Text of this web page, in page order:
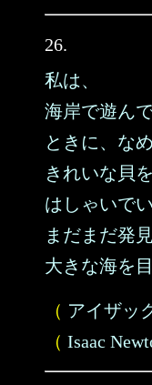
26.
私は、
海岸で遊ん
ときに、な
きれいな貝
はしゃいで
まだまだ発
大きな海を
（ アイザッ
（ Isaac